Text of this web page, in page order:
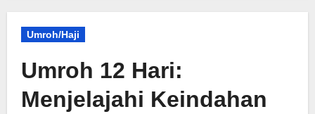
Umroh/Haji
Umroh 12 Hari:
Menjelajahi Keindahan